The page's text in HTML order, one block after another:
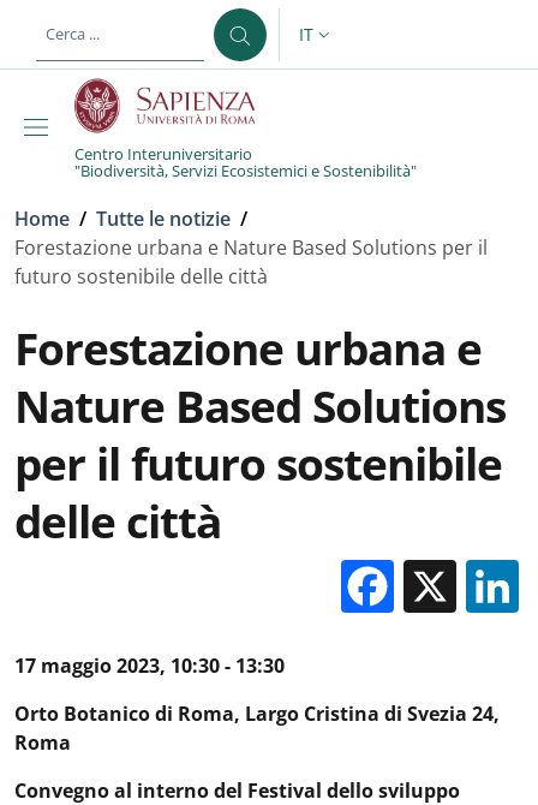
al contenuto principale
SELETTORE LINGUA:
IT
Centro Interuniversitario
"Biodiversità, Servizi Ecosistemici e Sostenibilità"
Briciole di pane
Home / Tutte le notizie /
Forestazione urbana e Nature Based Solutions per il
futuro sostenibile delle città
Forestazione urbana e
Nature Based Solutions
per il futuro sostenibile
delle città
X
17 maggio 2023, 10:30 - 13:30
Orto Botanico di Roma, Largo Cristina di Svezia 24,
Roma
Convegno al interno del Festival dello sviluppo